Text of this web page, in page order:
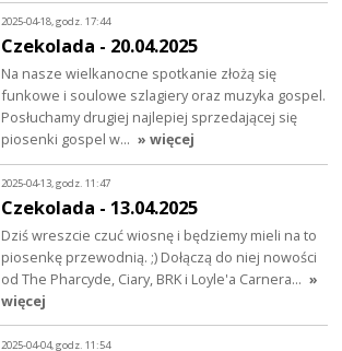
2025-04-18, godz. 17:44
Czekolada - 20.04.2025
Na nasze wielkanocne spotkanie złożą się
funkowe i soulowe szlagiery oraz muzyka gospel.
Posłuchamy drugiej najlepiej sprzedającej się
piosenki gospel w… » więcej
2025-04-13, godz. 11:47
Czekolada - 13.04.2025
Dziś wreszcie czuć wiosnę i będziemy mieli na to
piosenkę przewodnią. ;) Dołączą do niej nowości
od The Pharcyde, Ciary, BRK i Loyle'a Carnera… »
więcej
2025-04-04, godz. 11:54